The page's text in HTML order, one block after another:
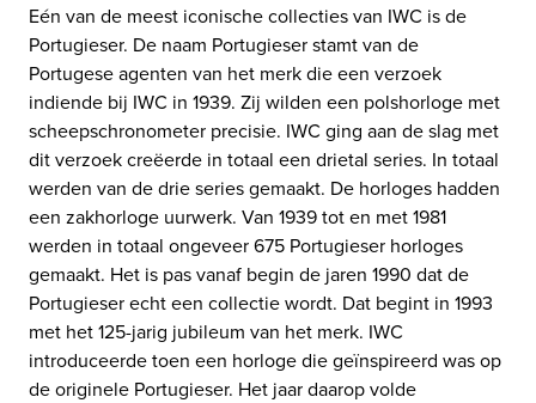
Eén van de meest iconische collecties van IWC is de
Portugieser. De naam Portugieser stamt van de
Portugese agenten van het merk die een verzoek
indiende bij IWC in 1939. Zij wilden een polshorloge met
scheepschronometer precisie. IWC ging aan de slag met
dit verzoek creëerde in totaal een drietal series. In totaal
werden van de drie series gemaakt. De horloges hadden
een zakhorloge uurwerk. Van 1939 tot en met 1981
werden in totaal ongeveer 675 Portugieser horloges
gemaakt. Het is pas vanaf begin de jaren 1990 dat de
Portugieser echt een collectie wordt. Dat begint in 1993
met het 125-jarig jubileum van het merk. IWC
introduceerde toen een horloge die geïnspireerd was op
de originele Portugieser. Het jaar daarop volde